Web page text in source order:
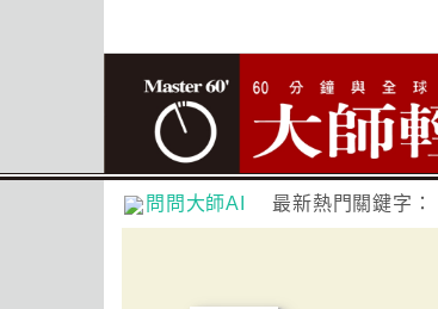
問問大師AI 最新熱門關鍵字：